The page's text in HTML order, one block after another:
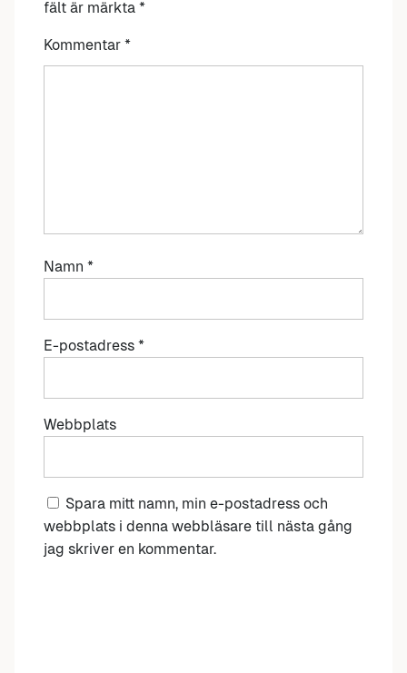
fält är märkta *
Kommentar *
Namn *
E-postadress *
Webbplats
Spara mitt namn, min e-postadress och
webbplats i denna webbläsare till nästa gång
jag skriver en kommentar.